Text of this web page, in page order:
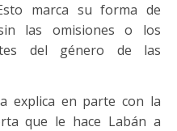
marca su forma de
las omisiones o los
del género de las
explica en parte con la
que le hace Labán a